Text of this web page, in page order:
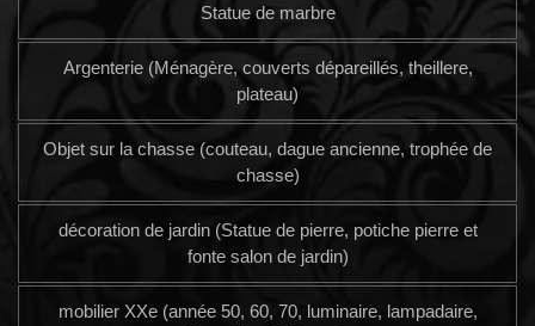
Statue de marbre
Argenterie (Ménagère, couverts dépareillés, theillere,
plateau)
Objet sur la chasse (couteau, dague ancienne, trophée de
chasse)
décoration de jardin (Statue de pierre, potiche pierre et
fonte salon de jardin)
mobilier XXe (année 50, 60, 70, luminaire, lampadaire,